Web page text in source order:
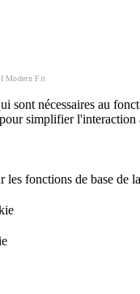
Modern Fit
sont nécessaires au
simplifier l'interaction
les fonctions de base de